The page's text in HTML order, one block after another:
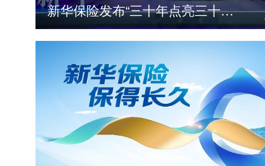
新华保险发布“三十年点亮三十城”全国人才计划